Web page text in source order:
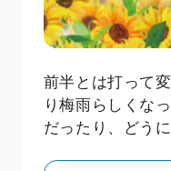
前半とは打って
り梅雨らしくな
だったり、どう